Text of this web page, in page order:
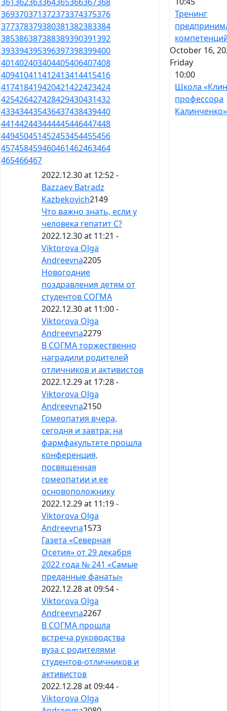
369370371372373374375376
377378379380381382383384
385386387388389390391392
393394395396397398399400
401402403404405406407408
409410411412413414415416
417418419420421422423424
425426427428429430431432
433434435436437438439440
441442443444445446447448
449450451452453454455456
457458459460461462463464
465466467
2022.12.30 at 12:52 -
Bazzaev Batradz
Kazbekovich2149
Что важно знать, если у
человека гепатит С?
2022.12.30 at 11:21 -
Viktorova Olga
Andreevna2205
Новогодние
поздравления детям от
студентов СОГМА
2022.12.30 at 11:00 -
Viktorova Olga
Andreevna2279
В СОГМА торжественно
наградили родителей
отличников и активистов
2022.12.29 at 17:28 -
Viktorova Olga
Andreevna2150
Гомеопатия вчера,
сегодня и завтра: на
фармфакультете прошла
конференция,
посвященная
гомеопатии и ее
основоположнику
2022.12.29 at 11:19 -
Viktorova Olga
Andreevna1573
Газета «Северная
Осетия» от 29 декабря
2022 года № 241 «Самые
преданные фанаты»
2022.12.28 at 09:54 -
Viktorova Olga
Andreevna2267
В СОГМА прошла
встреча руководства
вуза с родителями
студентов-отличников и
активистов
2022.12.28 at 09:44 -
Viktorova Olga
Тренинг
October 16,
Friday
10:00
Школа
профессора
Калинченко»